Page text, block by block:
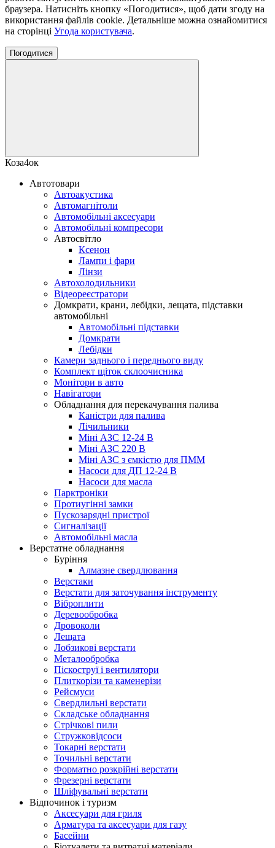
браузера. Натисніть кнопку «Погодитися», щоб дати згоду на
використання файлів cookie. Детальніше можна ознайомитися
на сторінці Угода користувача.
Погодитися
Коза4ок
Автотовари
Автоакустика
Автомагнітоли
Автомобільні аксесуари
Автомобільні компресори
Автосвітло
Ксенон
Лампи і фари
Лінзи
Автохолодильники
Відеореєстратори
Домкрати, крани, лебідки, лещата, підставки
автомобільні
Автомобільні підставки
Домкрати
Лебідки
Камери заднього і переднього виду
Комплект щіток склоочисника
Монітори в авто
Навігатори
Обладнання для перекачування палива
Каністри для палива
Лічильники
Міні АЗС 12-24 В
Міні АЗС 220 В
Міні АЗС з ємкістю для ПММ
Насоси для ДП 12-24 В
Насоси для масла
Парктроніки
Протиугінні замки
Пускозарядні пристрої
Сигналізації
Автомобільні масла
Верстатне обладнання
Буріння
Алмазне свердлювання
Верстаки
Верстати для заточування інструменту
Віброплити
Деревообробка
Дровоколи
Лещата
Лобзикові верстати
Металообробка
Піскоструї і вентилятори
Плиткорізи та каменерізи
Рейсмуси
Свердлильні верстати
Складське обладнання
Стрічкові пили
Стружковідсоси
Токарні верстати
Точильні верстати
Форматно розкрійні верстати
Фрезерні верстати
Шліфувальні верстати
Відпочинок і туризм
Аксесуари для гриля
Арматура та аксесуари для газу
Басейни